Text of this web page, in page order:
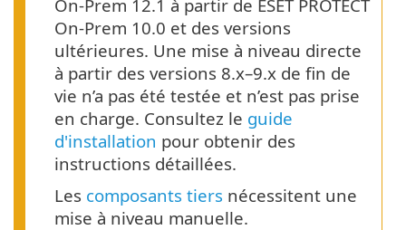
On-Prem 12.1 à partir de ESET PROTECT
On-Prem 10.0 et des versions
ultérieures. Une mise à niveau directe
à partir des versions 8.x–9.x de fin de
vie n’a pas été testée et n’est pas prise
en charge. Consultez le guide
d'installation pour obtenir des
instructions détaillées.
Les composants tiers nécessitent une
mise à niveau manuelle.